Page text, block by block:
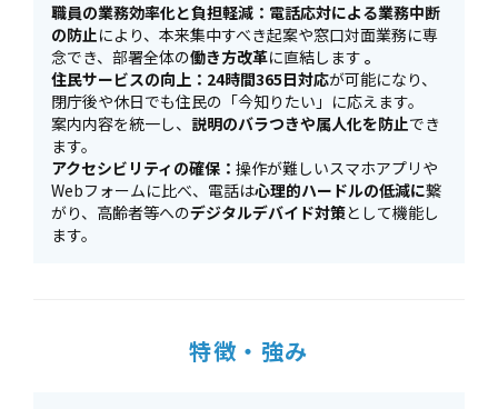
職員の業務効率化と負担軽減：電話応対による業務中断
の防止により、本来集中すべき起案や窓口対面業務に専
念でき、部署全体の働き方改革に直結します 。
住民サービスの向上：24時間365日対応が可能になり、
閉庁後や休日でも住民の「今知りたい」に応えます。
案内内容を統一し、 説明のバラつきや属人化を防止でき
ます。
アクセシビリティの確保： 操作が難しいスマホアプリや
Webフォームに比べ、電話は心理的ハードルの低減に繋
がり、高齢者等へのデジタルデバイド対策として機能し
ます。
特徴・強み